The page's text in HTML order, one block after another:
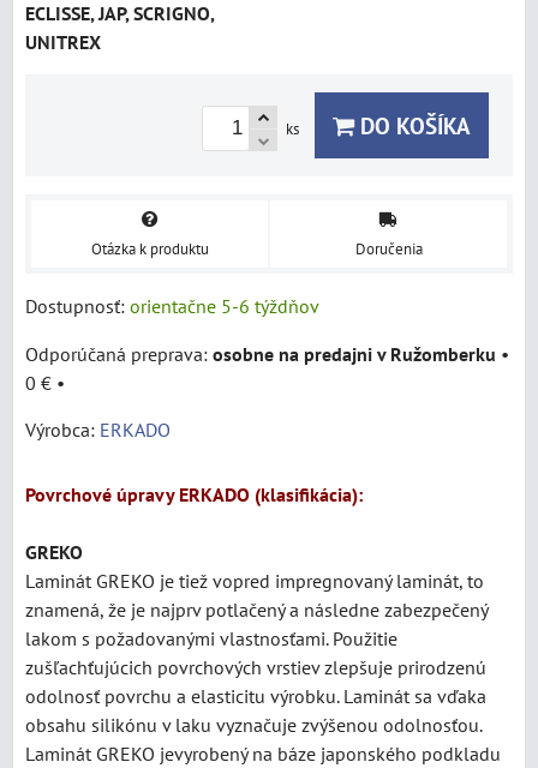
ECLISSE, JAP, SCRIGNO,
UNITREX
ks DO KOŠÍKA
Otázka k produktu Doručenia
Dostupnosť: orientačne 5-6 týždňov
osobne na predajni v Ružomberku •
0 € •
Výrobca: ERKADO
Povrchové úpravy ERKADO (klasifikácia):
GREKO
Laminát GREKO je tiež vopred impregnovaný laminát, to
znamená, že je najprv potlačený a následne zabezpečený
lakom s požadovanými vlastnosťami. Použitie
zušľachťujúcich povrchových vrstiev zlepšuje prirodzenú
odolnosť povrchu a elasticitu výrobku. Laminát sa vďaka
obsahu silikónu v laku vyznačuje zvýšenou odolnosťou.
Laminát GREKO jevyrobený na báze japonského podkladu